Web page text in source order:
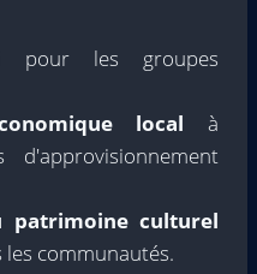
pour les groupes
local à
patrimoine culturel
communautés.